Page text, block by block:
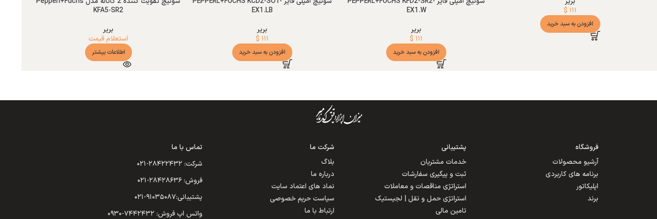
$ ۱۱۱
افزودن به سبد خرید
EX1.W
بریر
$ ۱۱۱
افزودن به سبد خرید
EX1.LB
بریر
$ ۱۱۱
افزودن به سبد خرید
KFA5-SR2
بریر
استعلام قیمت
اطلاعات بیشتر
فروشگاه
آرشیو محصولات
برنامه های کاربردی
اپلیکاتور
برند
پشتیبانی
خدمات مشتریان
ثبت و پیگیری سفارشات
استراتژی مناقصات و معاملات
استراتژی حمل و نقل | لجیستیک
تامین مالی
شرکت ما
بلاگ
درباره ما
نماد های اعتماد سایت
سیاست حریم خصوصی
ارتباط با ما
تماس با ما
شرکت: ۲۸۴۲۲۴۳۲-۰۲۱
فروش: ۲۸۴۲۸۶۳۶-۰۲۱
پشتیبانی:۹۱۰۳۵۰۸۷-۰۲۱
واتس اپ فروش: ۷۴۴۲۴۳۲-۰۹۳۰